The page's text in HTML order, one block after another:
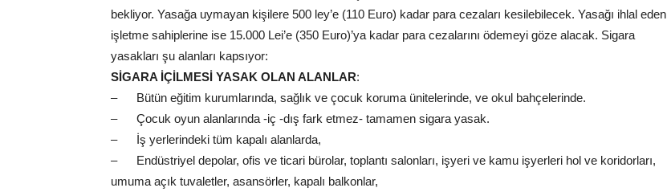
bekliyor. Yasağa uymayan kişilere 500 ley’e (110 Euro) kadar para cezaları kesilebilecek. Yasağı ihlal eden
işletme sahiplerine ise 15.000 Lei’e (350 Euro)’ya kadar para cezalarını ödemeyi göze alacak. Sigara
yasakları şu alanları kapsıyor:
SİGARA İÇİLMESİ YASAK OLAN ALANLAR:
– Bütün eğitim kurumlarında, sağlık ve çocuk koruma ünitelerinde, ve okul bahçelerinde.
– Çocuk oyun alanlarında -iç -dış fark etmez- tamamen sigara yasak.
– İş yerlerindeki tüm kapalı alanlarda,
– Endüstriyel depolar, ofis ve ticari bürolar, toplantı salonları, işyeri ve kamu işyerleri hol ve koridorları,
umuma açık tuvaletler, asansörler, kapalı balkonlar,